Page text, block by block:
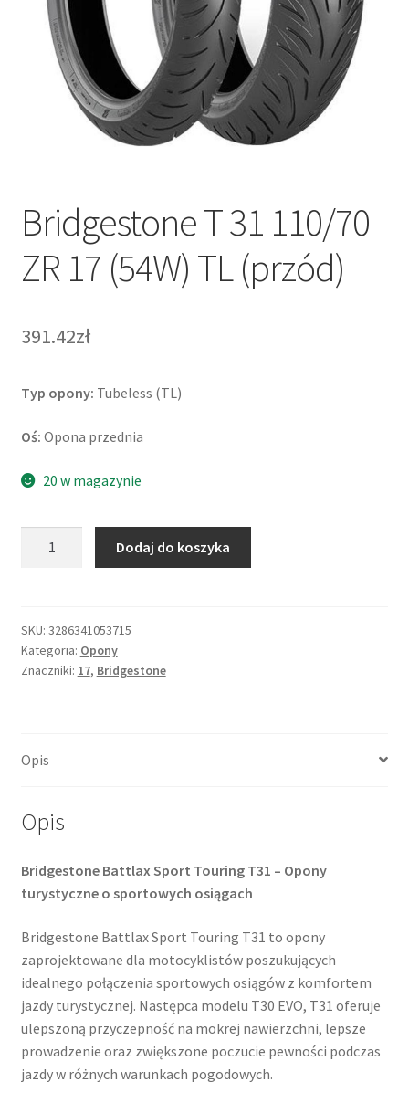
Bridgestone T 31 110/70
ZR 17 (54W) TL (przód)
391.42zł
Typ opony: Tubeless (TL)
Oś: Opona przednia
20 w magazynie
110/70
ZR
17
Dodaj do koszyka
SKU: 3286341053715
Kategoria: Opony
Znaczniki: 17, Bridgestone
Opis
Opis
Bridgestone Battlax Sport Touring T31 – Opony
turystyczne o sportowych osiągach
Bridgestone Battlax Sport Touring T31 to opony
zaprojektowane dla motocyklistów poszukujących
idealnego połączenia sportowych osiągów z komfortem
jazdy turystycznej. Następca modelu T30 EVO, T31 oferuje
ulepszoną przyczepność na mokrej nawierzchni, lepsze
prowadzenie oraz zwiększone poczucie pewności podczas
jazdy w różnych warunkach pogodowych.